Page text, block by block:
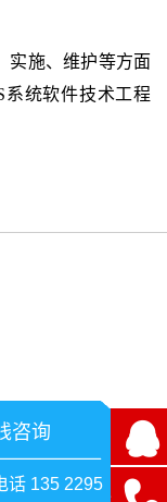
实施、维护等方面
统软件技术工程
咨询
话 135 2295